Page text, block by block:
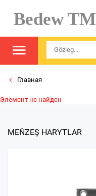
Bedew TM
Главная
Элемент не найден
MEŇZEŞ HARYTLAR